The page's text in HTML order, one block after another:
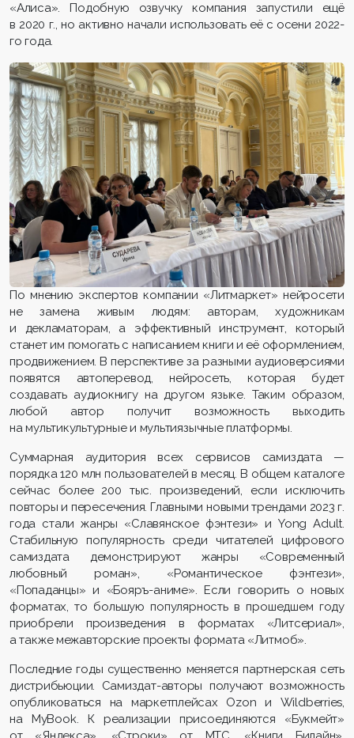
«Алиса». Подобную озвучку компания запустили ещё
в 2020 г., но активно начали использовать её с осени 2022-
го года.
По мнению экспертов компании «Литмаркет» нейросети
не замена живым людям: авторам, художникам
и декламаторам, а эффективный инструмент, который
станет им помогать с написанием книги и её оформлением,
продвижением. В перспективе за разными аудиоверсиями
появятся автоперевод, нейросеть, которая будет
создавать аудиокнигу на другом языке. Таким образом,
любой автор получит возможность выходить
на мультикультурные и мультиязычные платформы.
Суммарная аудитория всех сервисов самиздата —
порядка 120 млн пользователей в месяц. В общем каталоге
сейчас более 200 тыс. произведений, если исключить
повторы и пересечения. Главными новыми трендами 2023 г.
года стали жанры «Славянское фэнтези» и Yong Adult.
Стабильную популярность среди читателей цифрового
самиздата демонстрируют жанры «Современный
любовный роман», «Романтическое фэнтези»,
«Попаданцы» и «Бояръ-аниме». Если говорить о новых
форматах, то большую популярность в прошедшем году
приобрели произведения в форматах «Литсериал»,
а также межавторские проекты формата «Литмоб».
Последние годы существенно меняется партнерская сеть
дистрибьюции. Самиздат-авторы получают возможность
опубликоваться на маркетплейсах Ozon и Wildberries,
на MyBook. К реализации присоединяются «Букмейт»